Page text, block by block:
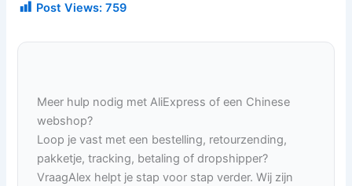
Post Views: 759
Meer hulp nodig met AliExpress of een Chinese
webshop?
Loop je vast met een bestelling, retourzending,
pakketje, tracking, betaling of dropshipper?
VraagAlex helpt je stap voor stap verder. Wij zijn